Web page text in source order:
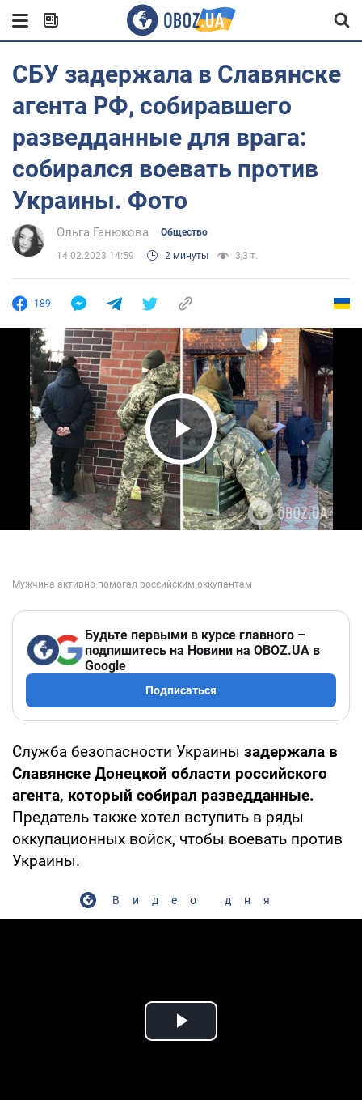
СБУ задержала в Славянске
агента РФ, собиравшего
разведданные для врага:
собирался воевать против
Украины. Фото
Ольга Ганюкова Общество
14.02.2023 14:59 2 минуты 3,3 т.
189
Play Video
Будьте первыми в курсе главного –
подпишитесь на Новини на OBOZ.UA в
Google
Подписаться
Служба безопасности Украины задержала в
Славянске Донецкой области российского
агента, который собирал разведданные.
Предатель также хотел вступить в ряды
оккупационных войск, чтобы воевать против
Украины.
Видео дня
Play Video